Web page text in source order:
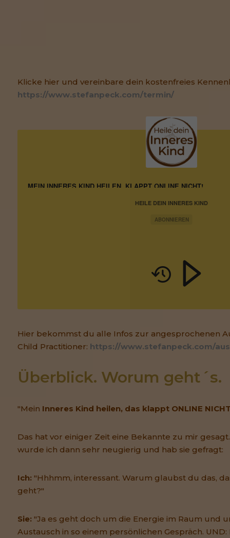
Klicke hier und vereinbare dein kostenfreies
https://www.stefanpeck.com/termin/
HEILE DEIN INNERES KIND
ABONNIEREN
MEIN INNERES KIND HEILEN, KLAPPT ONLINE NICHT!
Hier bekommst du alle Infos zur angesprochenen
Child Practitioner: https://www.stefanpeck.com/
Überblick. Worum geht´s.
"Mein Inneres Kind heilen, das klappt ONLINE
Das hat vor einiger Zeit eine Bekannte zu mir
wurde ich dann sehr neugierig und hab sie gefragt:
Ich: "Hhhmm, interessant. Warum glaubst du das,
geht?"
Sie: "Ja es geht doch um die Energie im Raum und
Austausch in so einem persönlichen Gespräch.